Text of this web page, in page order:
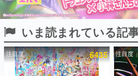
ピックアップ
電ファミのいま読まれている記事ランキン
いま読まれている記
注目度 6435 注目度